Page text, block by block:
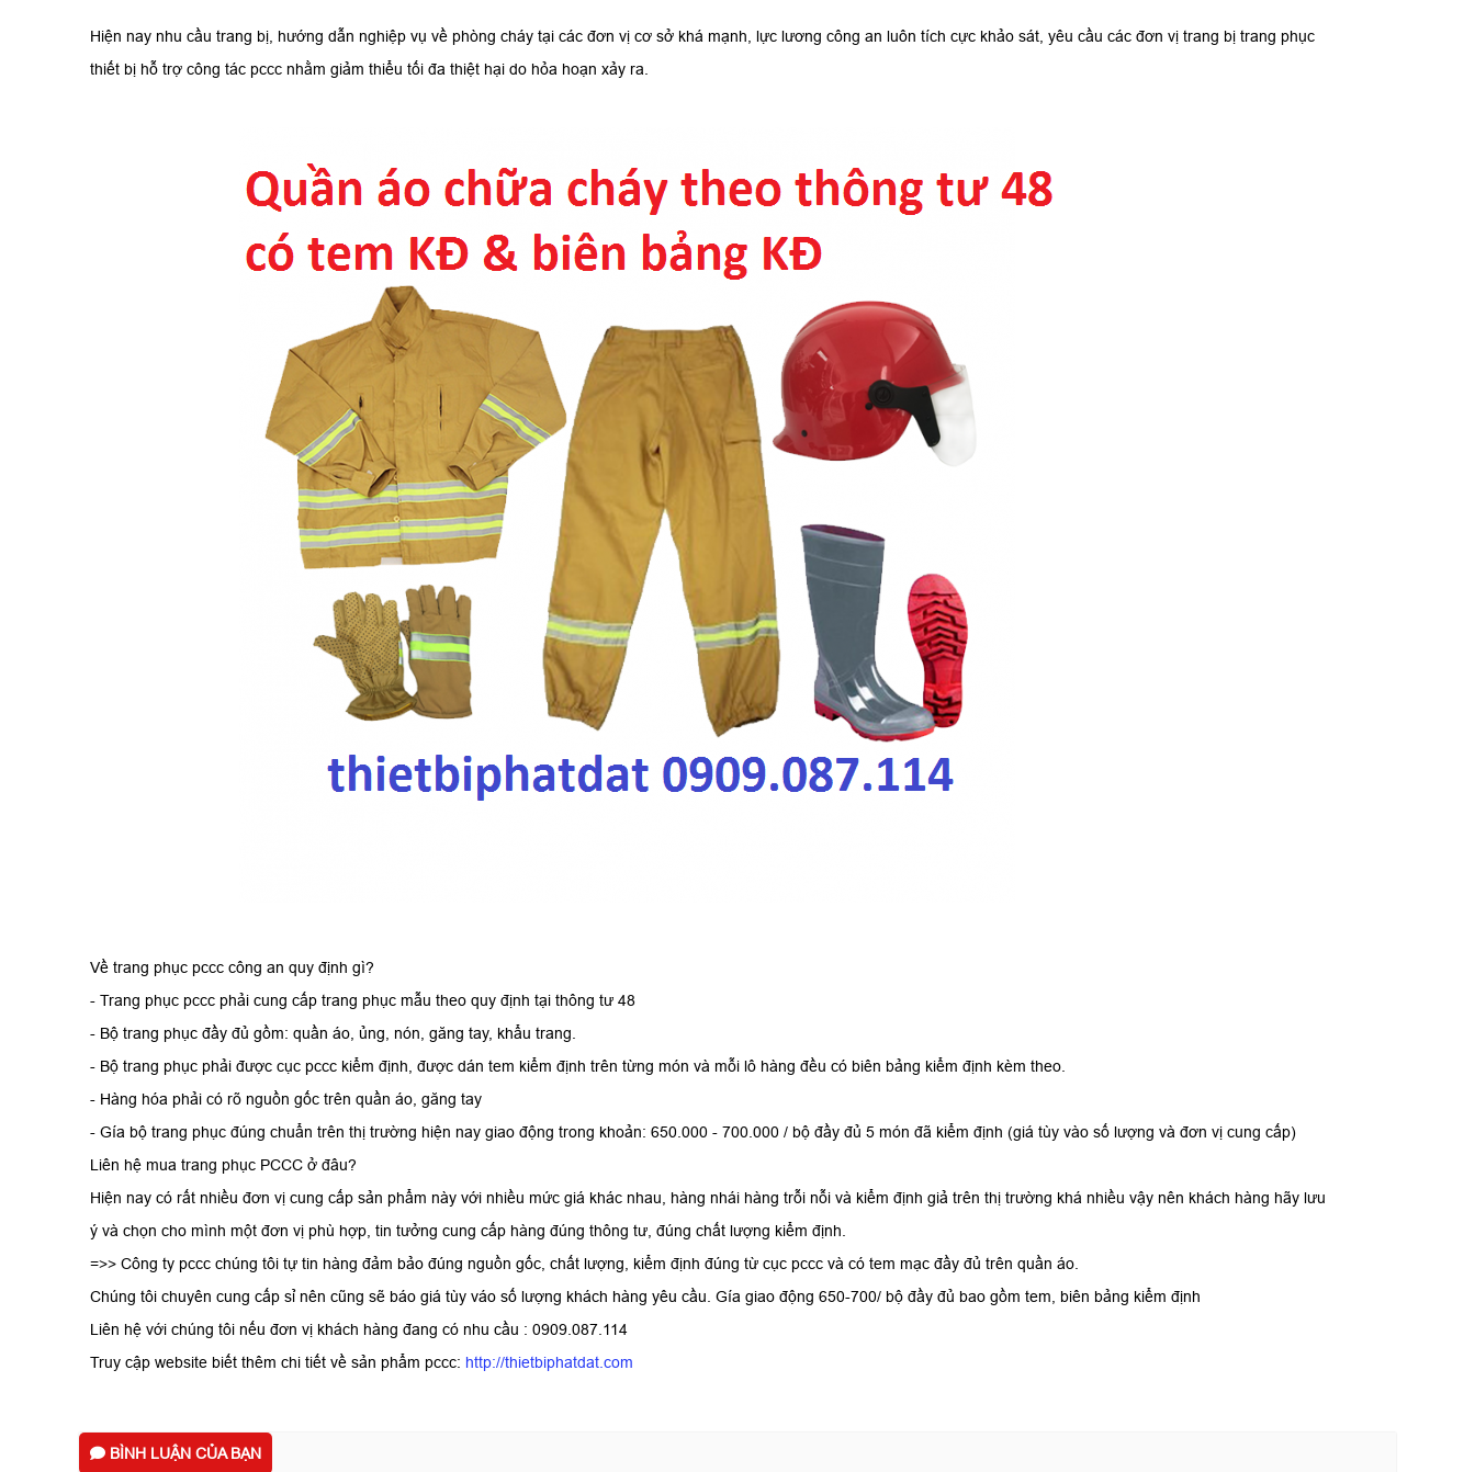
Hiện nay nhu cầu trang bị, hướng dẫn nghiệp vụ về phòng cháy tại các đơn vị cơ sở khá mạnh, lực lương công an luôn tích cực khảo sát, yêu cầu các đơn vị trang bị trang phục
thiết bị hỗ trợ công tác pccc nhằm giảm thiểu tối đa thiệt hại do hỏa hoạn xảy ra.
Về trang phục pccc công an quy định gì?
- Trang phục pccc phải cung cấp trang phục mẫu theo quy định tại thông tư 48
- Bộ trang phục đầy đủ gồm: quần áo, ủng, nón, găng tay, khẩu trang.
- Bộ trang phục phải được cục pccc kiểm định, được dán tem kiểm định trên từng món và mỗi lô hàng đều có biên bảng kiểm định kèm theo.
- Hàng hóa phải có rõ nguồn gốc trên quần áo, găng tay
- Gía bộ trang phục đúng chuẩn trên thị trường hiện nay giao động trong khoản: 650.000 - 700.000 / bộ đầy đủ 5 món đã kiểm định (giá tùy vào số lượng và đơn vị cung cấp)
Liên hệ mua trang phục PCCC ở đâu?
Hiện nay có rất nhiều đơn vị cung cấp sản phẩm này với nhiều mức giá khác nhau, hàng nhái hàng trỗi nỗi và kiểm định giả trên thị trường khá nhiều vậy nên khách hàng hãy lưu
ý và chọn cho mình một đơn vị phù hợp, tin tưởng cung cấp hàng đúng thông tư, đúng chất lượng kiểm định.
=>> Công ty pccc chúng tôi tự tin hàng đảm bảo đúng nguồn gốc, chất lượng, kiểm định đúng từ cục pccc và có tem mạc đầy đủ trên quần áo.
Chúng tôi chuyên cung cấp sỉ nên cũng sẽ báo giá tùy váo số lượng khách hàng yêu cầu. Gía giao động 650-700/ bộ đầy đủ bao gồm tem, biên bảng kiểm định
Liên hệ với chúng tôi nếu đơn vị khách hàng đang có nhu cầu : 0909.087.114
Truy cập website biết thêm chi tiết về sản phẩm pccc: http://thietbiphatdat.com
BÌNH LUẬN CỦA BẠN